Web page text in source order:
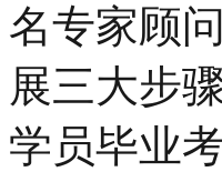
名专家顾
展三大步
学员毕业